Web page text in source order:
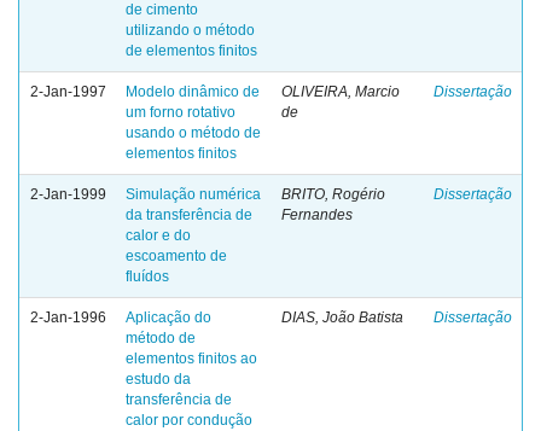
de cimento
utilizando o método
de elementos finitos
2-Jan-1997
Modelo dinâmico de
um forno rotativo
usando o método de
elementos finitos
OLIVEIRA, Marcio
de
Dissertação
2-Jan-1999
Simulação numérica
da transferência de
calor e do
escoamento de
fluídos
BRITO, Rogério
Fernandes
Dissertação
2-Jan-1996
Aplicação do
método de
elementos finitos ao
estudo da
transferência de
calor por condução
DIAS, João Batista Dissertação